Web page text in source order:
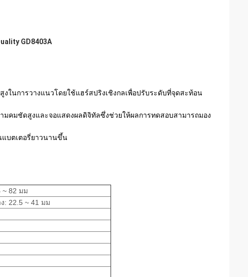
GD8403A
ในการวางแนวโดยใช้แฮร์สปริงเชิงกลเพื่อปรับระดับที่จุดสะท้อน
คมชัดสูงและจอแสดงผลดิจิทัลซึ่งช่วยให้ผลการทดสอบสามารถมอง
แบตเตอรี่ยาวนานขึ้น
~ 82 มม
: 22.5 ~ 41 มม